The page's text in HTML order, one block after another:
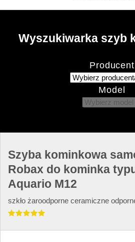
Wyszukiwarka szyb
Producent
Model
Szyba kominkowa
Robax do kominka
Aquario M12
szkło żaroodporne ceramiczne